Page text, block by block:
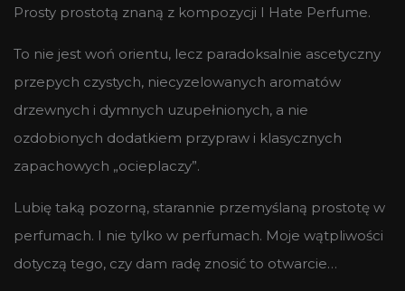
Prosty prostotą znaną z kompozycji I Hate Perfume.
To nie jest woń orientu, lecz paradoksalnie ascetyczny
przepych czystych, niecyzelowanych aromatów
drzewnych i dymnych uzupełnionych, a nie
ozdobionych dodatkiem przypraw i klasycznych
zapachowych „ocieplaczy”.
Lubię taką pozorną, starannie przemyślaną prostotę w
perfumach. I nie tylko w perfumach. Moje wątpliwości
dotyczą tego, czy dam radę znosić to otwarcie…